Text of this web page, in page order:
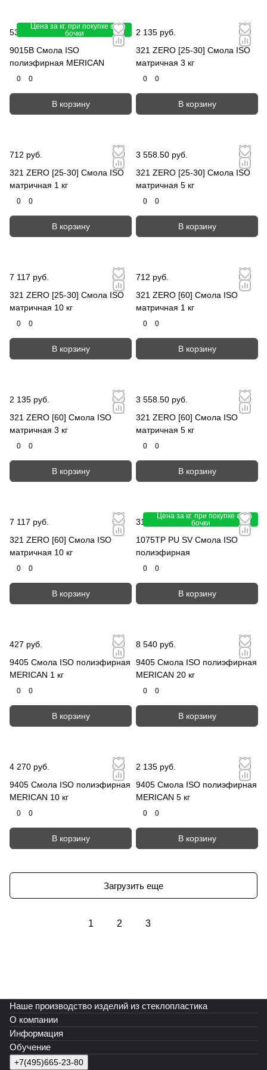
Цена за кг. при покупке от
бочки
535.50 руб. 595 руб. -10%
9015B Смола ISO
полиэфирная MERICAN
0 0
В корзину
2 135 руб.
321 ZERO [25-30] Смола ISO
матричная 3 кг
0 0
В корзину
712 руб.
321 ZERO [25-30] Смола ISO
матричная 1 кг
0 0
В корзину
3 558.50 руб.
321 ZERO [25-30] Смола ISO
матричная 5 кг
0 0
В корзину
7 117 руб.
321 ZERO [25-30] Смола ISO
матричная 10 кг
0 0
В корзину
712 руб.
321 ZERO [60] Смола ISO
матричная 1 кг
0 0
В корзину
2 135 руб.
321 ZERO [60] Смола ISO
матричная 3 кг
0 0
В корзину
3 558.50 руб.
321 ZERO [60] Смола ISO
матричная 5 кг
0 0
В корзину
7 117 руб.
321 ZERO [60] Смола ISO
матричная 10 кг
0 0
В корзину
Цена за кг. при покупке от
бочки
315 руб. 350 руб. -10%
1075TP PU SV Смола ISO
полиэфирная
0 0
В корзину
427 руб.
9405 Смола ISO полиэфирная
MERICAN 1 кг
0 0
В корзину
8 540 руб.
9405 Смола ISO полиэфирная
MERICAN 20 кг
0 0
В корзину
4 270 руб.
9405 Смола ISO полиэфирная
MERICAN 10 кг
0 0
В корзину
2 135 руб.
9405 Смола ISO полиэфирная
MERICAN 5 кг
0 0
В корзину
Загрузить еще
1 2 3
Наше производство изделий из стеклопластика
О компании
Информация
Обучение
+7(495)665-23-80